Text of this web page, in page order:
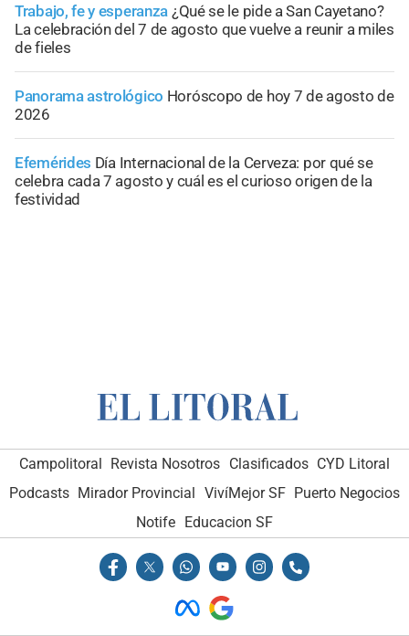
Trabajo, fe y esperanza ¿Qué se le pide a San Cayetano?
La celebración del 7 de agosto que vuelve a reunir a miles
de fieles
Panorama astrológico Horóscopo de hoy 7 de agosto de
2026
Efemérides Día Internacional de la Cerveza: por qué se
celebra cada 7 agosto y cuál es el curioso origen de la
festividad
Campolitoral Revista Nosotros Clasificados CYD Litoral
Podcasts Mirador Provincial VivíMejor SF Puerto Negocios
Notife
Educacion SF